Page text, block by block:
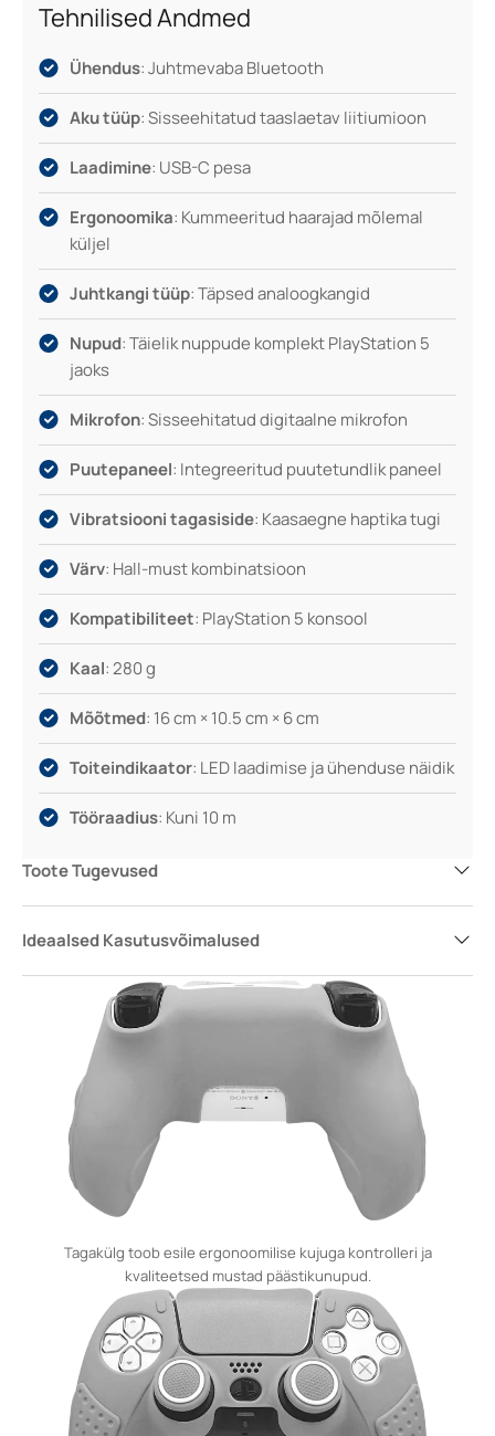
Tehnilised Andmed
Ühendus: Juhtmevaba Bluetooth
Aku tüüp: Sisseehitatud taaslaetav liitiumioon
Laadimine: USB-C pesa
Ergonoomika: Kummeeritud haarajad mõlemal
küljel
Juhtkangi tüüp: Täpsed analoogkangid
Nupud: Täielik nuppude komplekt PlayStation 5
jaoks
Mikrofon: Sisseehitatud digitaalne mikrofon
Puutepaneel: Integreeritud puutetundlik paneel
Vibratsiooni tagasiside: Kaasaegne haptika tugi
Värv: Hall-must kombinatsioon
Kompatibiliteet: PlayStation 5 konsool
Kaal: 280 g
Mõõtmed: 16 cm × 10.5 cm × 6 cm
Toiteindikaator: LED laadimise ja ühenduse näidik
Tööraadius: Kuni 10 m
Toote Tugevused
Ideaalsed Kasutusvõimalused
Tagakülg toob esile ergonoomilise kujuga kontrolleri ja
kvaliteetsed mustad päästikunupud.